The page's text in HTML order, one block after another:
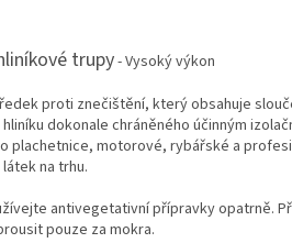
trupy- Vysoký výkon
proti znečištění, který obsahuje
dokonale chráněného účinným
plachetnice, motorové, rybářské a
na trhu.
antivegetativní přípravky opatrně.
pouze za mokra.